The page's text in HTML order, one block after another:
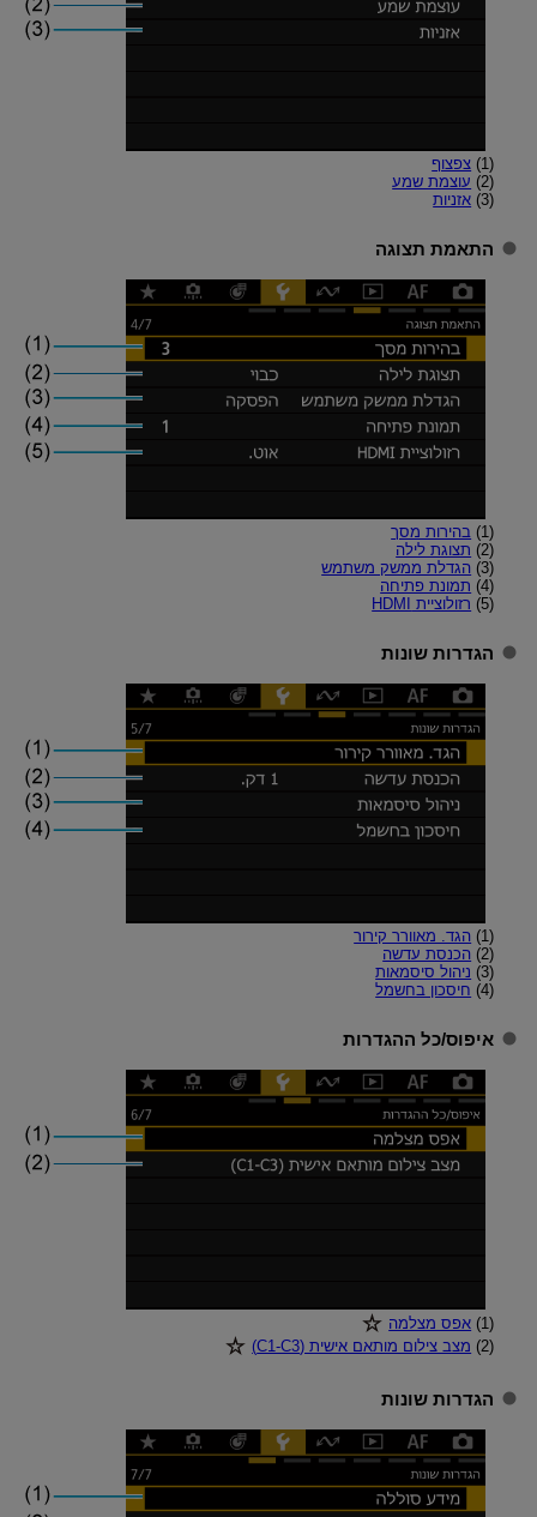
(1)
צפצוף
(2)
עוצמת שמע
(3)
אזניות
התאמת תצוגה
(1)
בהירות מסך
(2)
תצוגת לילה
(3)
הגדלת ממשק משתמש
(4)
תמונת פתיחה
(5)
רזולוציית HDMI
הגדרות שונות
(1)
הגד. מאוורר קירור
(2)
הכנסת עדשה
(3)
ניהול סיסמאות
(4)
חיסכון בחשמל
איפוס/כל ההגדרות
(1)‏
אפס מצלמה
(2)‏
מצב צילום מותאם אישית (C1-C3)
הגדרות שונות